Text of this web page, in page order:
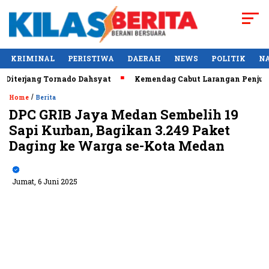
KRIMINAL PERISTIWA DAERAH NEWS POLITIK
Tornado Dahsyat Kemendag Cabut Larangan Penjualan
Home / Berita
DPC GRIB Jaya Medan Sembelih 19
Sapi Kurban, Bagikan 3.249 Paket
Daging ke Warga se-Kota Medan
Jumat, 6 Juni 2025